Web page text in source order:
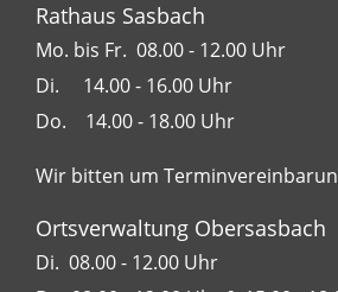
Rathaus Sasbach
Mo. bis Fr. 08.00 - 12.00 Uhr
Di. 14.00 - 16.00 Uhr
Do. 14.00 - 18.00 Uhr
Wir bitten um
Ortsverwaltung Obersasbach
Di. 08.00 - 12.00 Uhr